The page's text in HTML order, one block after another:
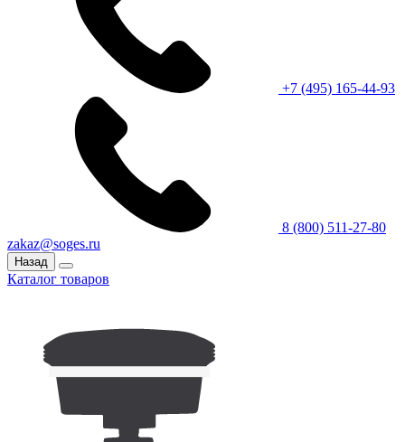
+7 (495) 165-44-93
8 (800) 511-27-80
zakaz@soges.ru
Назад
Каталог товаров